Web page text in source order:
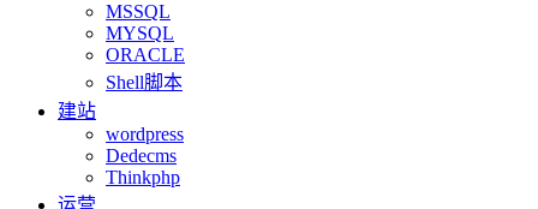
MSSQL
MYSQL
ORACLE
Shell脚本
建站
wordpress
Dedecms
Thinkphp
运营